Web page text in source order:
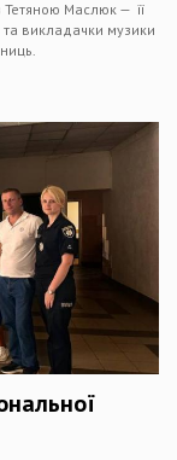
Тетяною Маслюк — її
викладачки музики